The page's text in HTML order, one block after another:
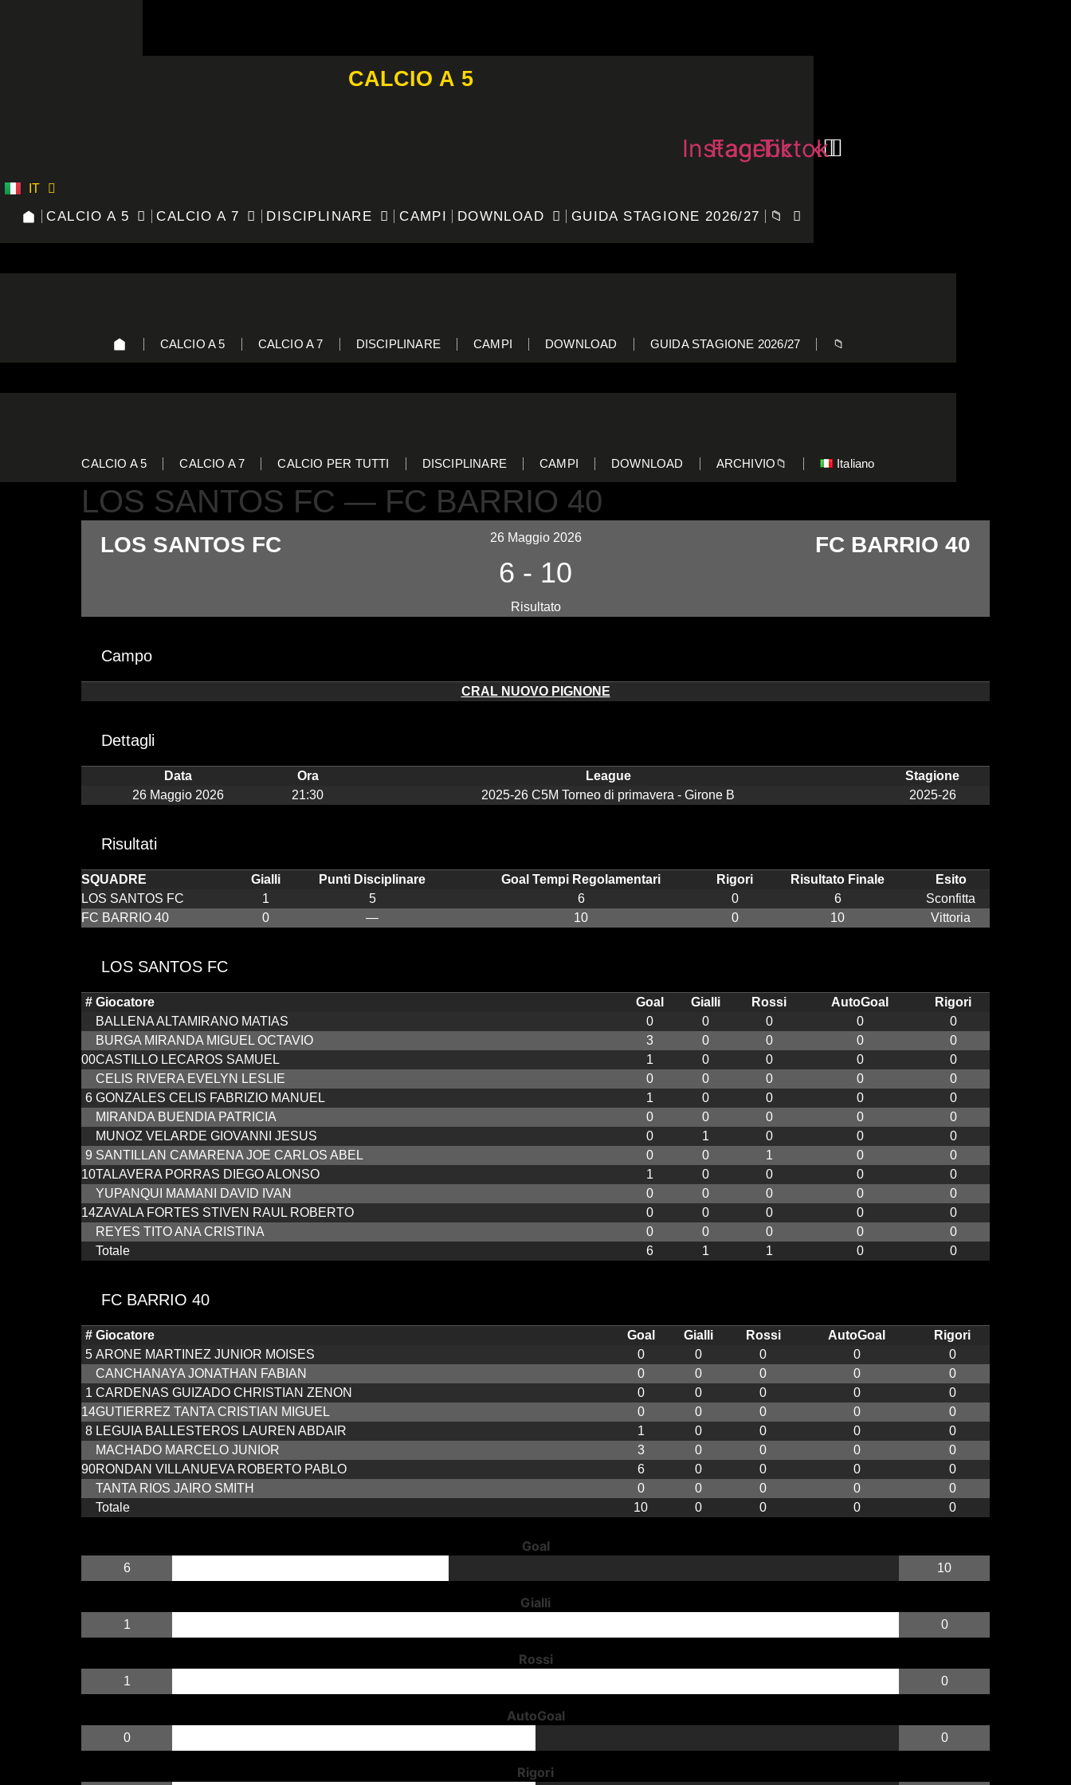
CALCIO A 5
Instagram
Facebook
Tiktok
IT
ES
CALCIO A 5 CALCIO A 7 DISCIPLINARE CAMPI DOWNLOAD GUIDA STAGIONE 2026/27 📁
CALCIO A 5 CALCIO A 7 DISCIPLINARE CAMPI DOWNLOAD GUIDA STAGIONE 2026/27 📁
CALCIO A 5 CALCIO A 7 CALCIO PER TUTTI DISCIPLINARE CAMPI DOWNLOAD ARCHIVIO📁 Italiano
LOS SANTOS FC — FC BARRIO 40
LOS SANTOS FC FC BARRIO 40
26 Maggio 2026
6 - 10
Risultato
Campo
CRAL NUOVO PIGNONE
Dettagli
Data Ora League
Stagione
26 Maggio 2026
21:30 2025-26 C5M Torneo di primavera - Girone B 2025-26
Risultati
SQUADRE Gialli Punti Disciplinare Goal Tempi Regolamentari Rigori Risultato Finale
Esito
LOS SANTOS FC
1 5 6 0 6
Sconfitta
FC BARRIO 40
0 — 10 0 10 Vittoria
LOS SANTOS FC
# Giocatore Goal Gialli Rossi AutoGoal
Rigori
BALLENA ALTAMIRANO MATIAS
0 0 0 0
0
BURGA MIRANDA MIGUEL OCTAVIO
3 0 0 0
0
00CASTILLO LECAROS SAMUEL 1 0 0 0
0
CELIS RIVERA EVELYN LESLIE
0 0 0 0
0
6 GONZALES CELIS FABRIZIO MANUEL 1 0 0 0
0
MIRANDA BUENDIA PATRICIA
0 0 0 0
0
MUNOZ VELARDE GIOVANNI JESUS
0 1 0 0
0
9 SANTILLAN CAMARENA JOE CARLOS ABEL 0 0 1 0
0
10TALAVERA PORRAS DIEGO ALONSO 1 0 0 0
0
YUPANQUI MAMANI DAVID IVAN
0 0 0 0
0
14ZAVALA FORTES STIVEN RAUL ROBERTO 0 0 0 0
0
REYES TITO ANA CRISTINA
0 0 0 0
0
Totale
6 1 1 0 0
FC BARRIO 40
# Giocatore Goal Gialli Rossi AutoGoal
Rigori
5 ARONE MARTINEZ JUNIOR MOISES 0 0 0 0
0
CANCHANAYA JONATHAN FABIAN
0 0 0 0
0
1 CARDENAS GUIZADO CHRISTIAN ZENON 0 0 0 0
0
14GUTIERREZ TANTA CRISTIAN MIGUEL 0 0 0 0
0
8 LEGUIA BALLESTEROS LAUREN ABDAIR 1 0 0 0
0
MACHADO MARCELO JUNIOR
3 0 0 0
0
90RONDAN VILLANUEVA ROBERTO PABLO 6 0 0 0
0
TANTA RIOS JAIRO SMITH
0 0 0 0
0
Totale
10 0 0 0 0
Goal
6 10
Gialli
1 0
Rossi
1 0
AutoGoal
0 0
Rigori